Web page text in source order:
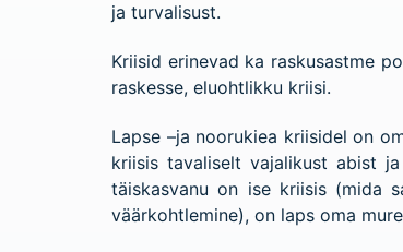
ja turvalisust.
Kriisid erinevad ka raskusastme
raskesse, eluohtlikku kriisi.
Lapse –ja noorukiea kriisidel on
kriisis tavaliselt vajalikust abist
täiskasvanu on ise kriisis (mida
väärkohtlemine), on laps oma